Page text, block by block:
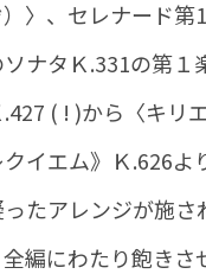
〉、セレナード
ナタＫ.331の第
( ! )から〈キリ
クイエム》Ｋ.626
たアレンジが施
編にわたり飽き